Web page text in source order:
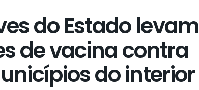
do Estado levam
de vacina contra
do interior